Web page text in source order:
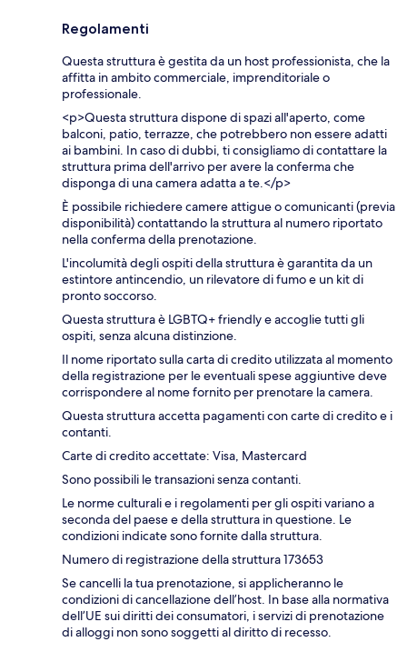
Regolamenti
Questa struttura è gestita da un host professionista, che la
affitta in ambito commerciale, imprenditoriale o
professionale.
<p>Questa struttura dispone di spazi all'aperto, come
balconi, patio, terrazze, che potrebbero non essere adatti
ai bambini. In caso di dubbi, ti consigliamo di contattare la
struttura prima dell'arrivo per avere la conferma che
disponga di una camera adatta a te.</p>
È possibile richiedere camere attigue o comunicanti (previa
disponibilità) contattando la struttura al numero riportato
nella conferma della prenotazione.
L'incolumità degli ospiti della struttura è garantita da un
estintore antincendio, un rilevatore di fumo e un kit di
pronto soccorso.
Questa struttura è LGBTQ+ friendly e accoglie tutti gli
ospiti, senza alcuna distinzione.
Il nome riportato sulla carta di credito utilizzata al momento
della registrazione per le eventuali spese aggiuntive deve
corrispondere al nome fornito per prenotare la camera.
Questa struttura accetta pagamenti con carte di credito e i
contanti.
Carte di credito accettate: Visa, Mastercard
Sono possibili le transazioni senza contanti.
Le norme culturali e i regolamenti per gli ospiti variano a
seconda del paese e della struttura in questione. Le
condizioni indicate sono fornite dalla struttura.
Numero di registrazione della struttura 173653
Se cancelli la tua prenotazione, si applicheranno le
condizioni di cancellazione dell’host. In base alla normativa
dell’UE sui diritti dei consumatori, i servizi di prenotazione
di alloggi non sono soggetti al diritto di recesso.